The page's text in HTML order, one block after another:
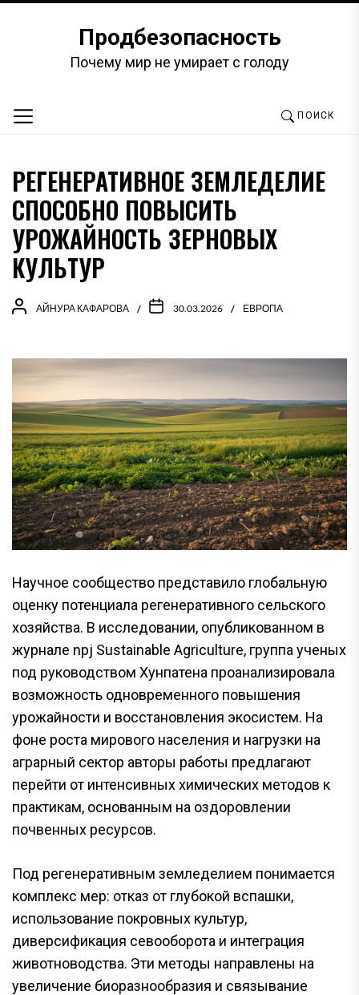
содержимомуПродбезопасность
Почему мир не умирает с голоду
ПОИСК
РЕГЕНЕРАТИВНОЕ ЗЕМЛЕДЕЛИЕ
СПОСОБНО ПОВЫСИТЬ
УРОЖАЙНОСТЬ ЗЕРНОВЫХ
КУЛЬТУР
АЙНУРА КАФАРОВА 30.03.2026 ЕВРОПА
Научное сообщество представило глобальную
оценку потенциала регенеративного сельского
хозяйства. В исследовании, опубликованном в
журнале npj Sustainable Agriculture, группа ученых
под руководством Хунпатена проанализировала
возможность одновременного повышения
урожайности и восстановления экосистем. На
фоне роста мирового населения и нагрузки на
аграрный сектор авторы работы предлагают
перейти от интенсивных химических методов к
практикам, основанным на оздоровлении
почвенных ресурсов.
Под регенеративным земледелием понимается
комплекс мер: отказ от глубокой вспашки,
использование покровных культур,
диверсификация севооборота и интеграция
животноводства. Эти методы направлены на
увеличение биоразнообразия и связывание